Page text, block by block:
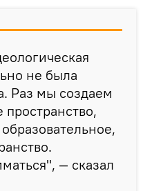
не была
Раз мы создаем
— сказал